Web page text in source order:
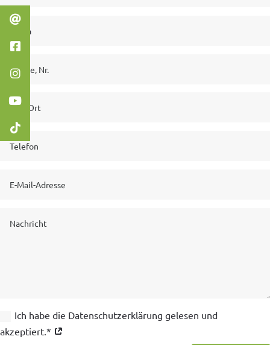
Ich habe die Datenschutzerklärung gelesen und
akzeptiert.*